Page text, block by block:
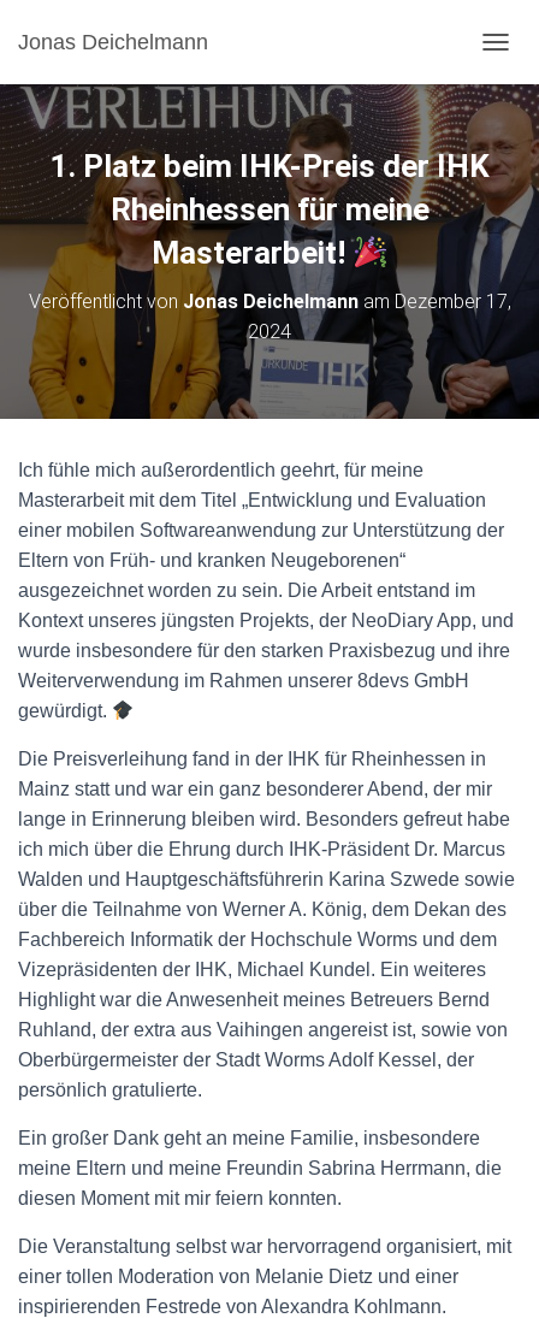
Jonas Deichelmann
A
V
G
A
T
I
N
U
M
H
A
1. Platz beim IHK-Preis der IHK
Rheinhessen für meine
Masterarbeit!
Veröffentlicht von Jonas Deichelmannam Dezember 17,
2024
Ich fühle mich außerordentlich geehrt, für meine
Masterarbeit mit dem Titel „Entwicklung und Evaluation
einer mobilen Softwareanwendung zur Unterstützung der
Eltern von Früh- und kranken Neugeborenen“
ausgezeichnet worden zu sein. Die Arbeit entstand im
Kontext unseres jüngsten Projekts, der NeoDiary App, und
wurde insbesondere für den starken Praxisbezug und ihre
Weiterverwendung im Rahmen unserer 8devs GmbH
gewürdigt.
Die Preisverleihung fand in der IHK für Rheinhessen in
Mainz statt und war ein ganz besonderer Abend, der mir
lange in Erinnerung bleiben wird. Besonders gefreut habe
ich mich über die Ehrung durch IHK-Präsident Dr. Marcus
Walden und Hauptgeschäftsführerin Karina Szwede sowie
über die Teilnahme von Werner A. König, dem Dekan des
Fachbereich Informatik der Hochschule Worms und dem
Vizepräsidenten der IHK, Michael Kundel. Ein weiteres
Highlight war die Anwesenheit meines Betreuers Bernd
Ruhland, der extra aus Vaihingen angereist ist, sowie von
Oberbürgermeister der Stadt Worms Adolf Kessel, der
persönlich gratulierte.
Ein großer Dank geht an meine Familie, insbesondere
meine Eltern und meine Freundin Sabrina Herrmann, die
diesen Moment mit mir feiern konnten.
Die Veranstaltung selbst war hervorragend organisiert, mit
einer tollen Moderation von Melanie Dietz und einer
inspirierenden Festrede von Alexandra Kohlmann.